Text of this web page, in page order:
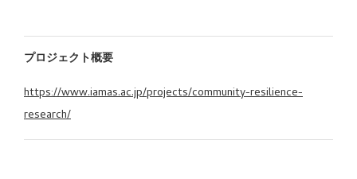
プロジェクト概要
https://www.iamas.ac.jp/projects/community-resilience-
research/